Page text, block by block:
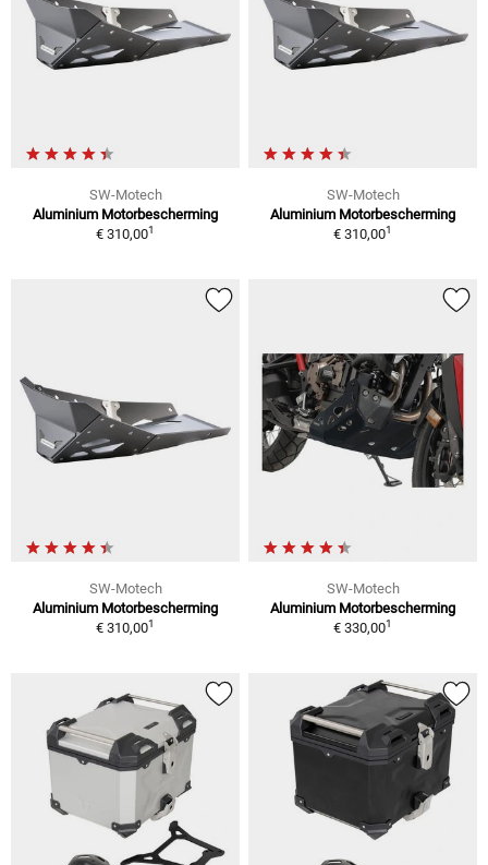
SW-Motech
Aluminium Motorbescherming
€ 310,001
SW-Motech
Aluminium Motorbescherming
€ 310,001
SW-Motech
Aluminium Motorbescherming
€ 310,001
SW-Motech
Aluminium Motorbescherming
€ 330,001